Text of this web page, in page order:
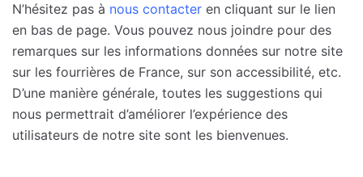
N’hésitez pas à nous contacter en cliquant sur le lien
en bas de page. Vous pouvez nous joindre pour des
remarques sur les informations données sur notre site
sur les fourrières de France, sur son accessibilité, etc.
D’une manière générale, toutes les suggestions qui
nous permettrait d’améliorer l’expérience des
utilisateurs de notre site sont les bienvenues.